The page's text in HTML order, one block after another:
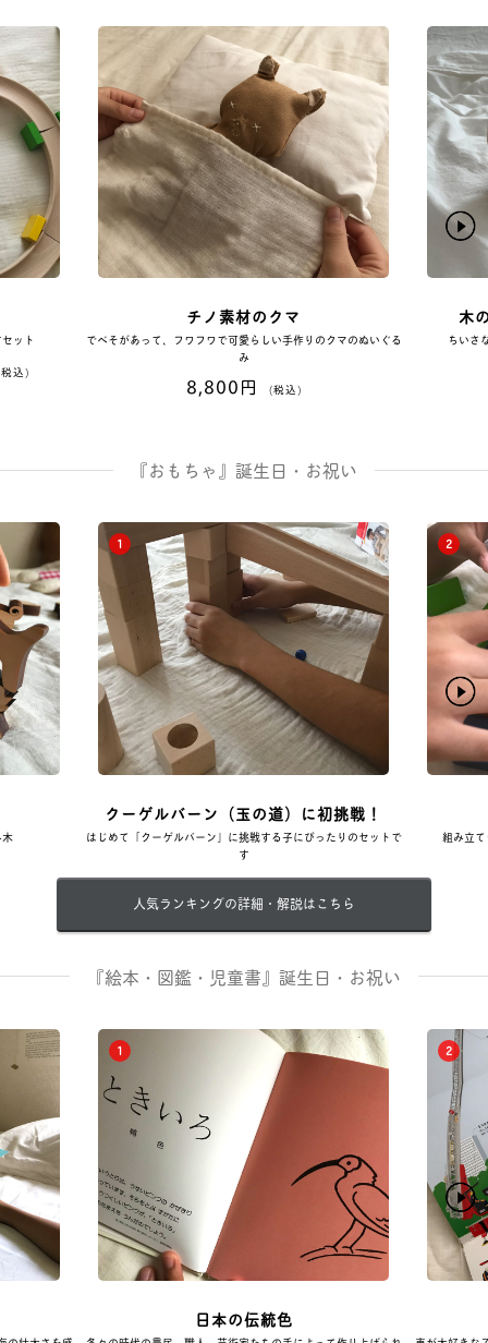
ット
込)
チノ素材のクマ
でべそがあって、フワフワで可愛らしい手作りのクマのぬいぐる
み
8,800円 (税込)
木
ちいさ
『おもちゃ』誕生日・お祝い
1
クーゲルバーン（玉の道）に初挑戦！
はじめて「クーゲルバーン」に挑戦する子にぴったりのセットで
す
2
組み立
人気ランキングの詳細・解説はこちら
『絵本・図鑑・児童書』誕生日・お祝い
1
日本の伝統色
2